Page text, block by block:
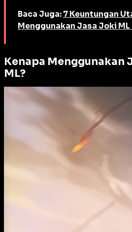
Baca Juga: 7 Keuntungan
Menggunakan Jasa Joki ML
Kenapa Menggunakan
ML?